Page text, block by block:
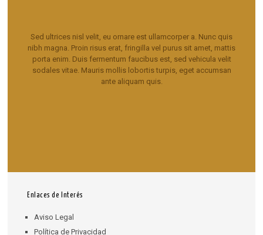
Sed ultrices nisl velit, eu ornare est ullamcorper a. Nunc quis
nibh magna. Proin risus erat, fringilla vel purus sit amet, mattis
porta enim. Duis fermentum faucibus est, sed vehicula velit
sodales vitae. Mauris mollis lobortis turpis, eget accumsan
ante aliquam quis.
Enlaces de Interés
Aviso Legal
Política de Privacidad